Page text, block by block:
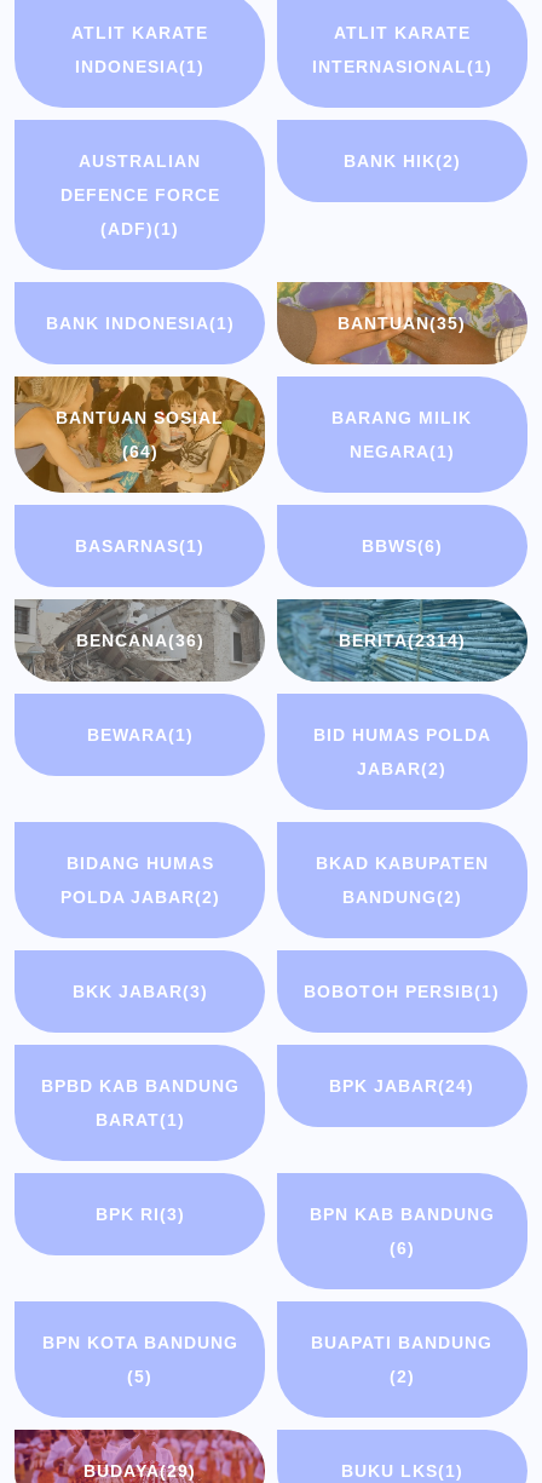
ATLIT KARATE
INDONESIA(1)
ATLIT KARATE
INTERNASIONAL(1)
AUSTRALIAN
DEFENCE FORCE
(ADF)(1)
BANK HIK(2)
BANK INDONESIA(1) BANTUAN(35)
BANTUAN SOSIAL
(64)
BARANG MILIK
NEGARA(1)
BASARNAS(1) BBWS(6)
BENCANA(36) BERITA(2314)
BEWARA(1)
BID HUMAS POLDA
JABAR(2)
BIDANG HUMAS
POLDA JABAR(2)
BKAD KABUPATEN
BANDUNG(2)
BKK JABAR(3) BOBOTOH PERSIB(1)
BPBD KAB BANDUNG
BARAT(1)
BPK JABAR(24)
BPK RI(3)
BPN KAB BANDUNG
(6)
BPN KOTA BANDUNG
(5)
BUAPATI BANDUNG
(2)
BUDAYA(29) BUKU LKS(1)